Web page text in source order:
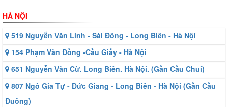
HÀ NỘI
519 Nguyễn Văn Linh - Sài Đồng - Long Biên - Hà Nội
154 Phạm Văn Đồng -Cầu Giấy - Hà Nội
651 Nguyễn Văn Cừ. Long Biên. Hà Nội. (Gần Cầu Chui)
807 Ngô Gia Tự - Đức Giang - Long Biên - Hà Nội (Gần Cầu
Đuông)